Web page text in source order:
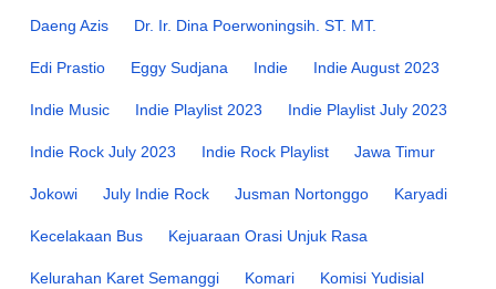
Daeng Azis Dr. Ir. Dina Poerwoningsih. ST. MT.
Edi Prastio Eggy Sudjana Indie Indie August 2023
Indie Music Indie Playlist 2023 Indie Playlist July 2023
Indie Rock July 2023 Indie Rock Playlist Jawa Timur
Jokowi July Indie Rock Jusman Nortonggo Karyadi
Kecelakaan Bus Kejuaraan Orasi Unjuk Rasa
Kelurahan Karet Semanggi Komari Komisi Yudisial